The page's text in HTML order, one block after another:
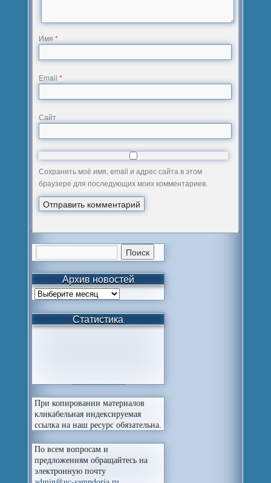
Имя*
Email*
Сайт
Сохранить моё имя, email и адрес сайта в этом
браузере для последующих моих комментариев.
Архив новостей
Статистика
При копировании материалов
кликабельная индексируемая
ссылка на наш ресурс обязательна.
По всем вопросам и
предложениям обращайтесь на
электронную почту